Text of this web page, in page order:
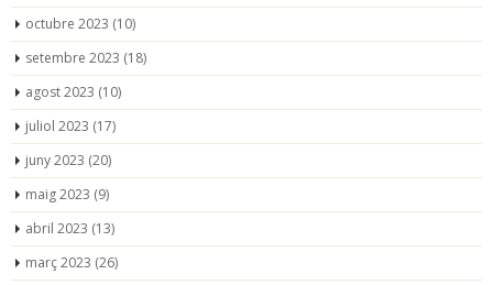
octubre 2023 (10)
setembre 2023 (18)
agost 2023 (10)
juliol 2023 (17)
juny 2023 (20)
maig 2023 (9)
abril 2023 (13)
març 2023 (26)